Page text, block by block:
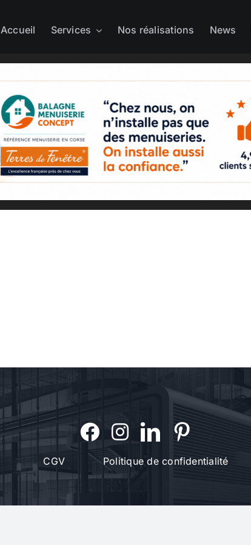
Accueil Services Nos réalisations News
CGV Politique de confidentialité